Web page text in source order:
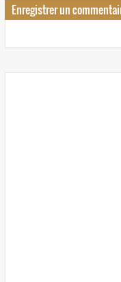
Enregistrer un